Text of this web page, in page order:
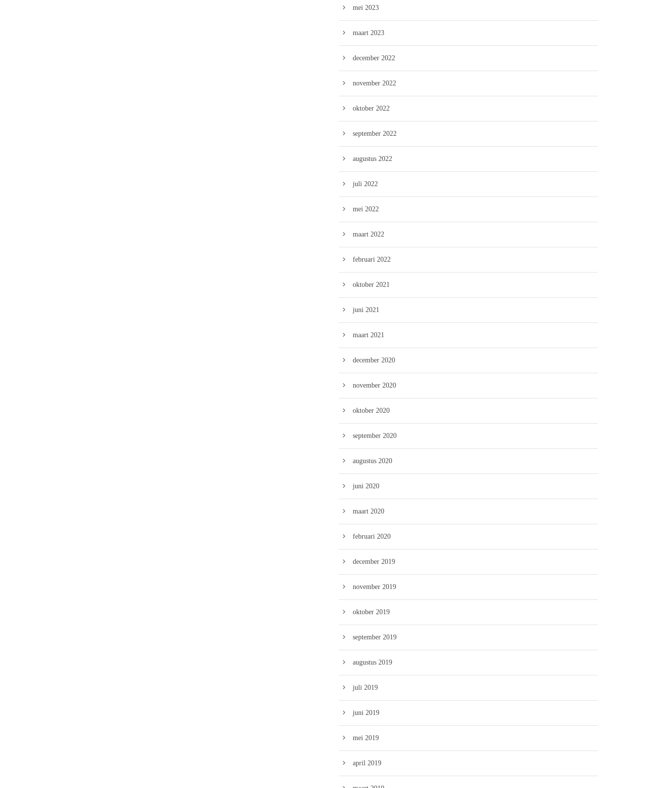
mei 2023
maart 2023
december 2022
november 2022
oktober 2022
september 2022
augustus 2022
juli 2022
mei 2022
maart 2022
februari 2022
oktober 2021
juni 2021
maart 2021
december 2020
november 2020
oktober 2020
september 2020
augustus 2020
juni 2020
maart 2020
februari 2020
december 2019
november 2019
oktober 2019
september 2019
augustus 2019
juli 2019
juni 2019
mei 2019
april 2019